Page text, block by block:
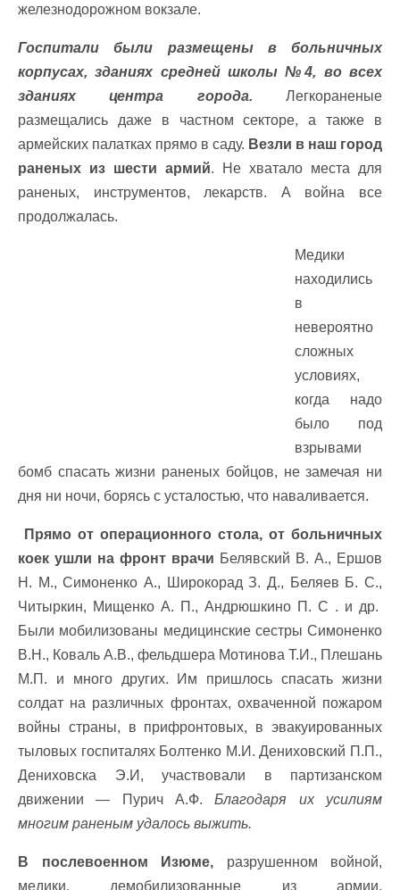
железнодорожном вокзале.
Госпитали были размещены в больничных
корпусах, зданиях средней школы №4, во всех
зданиях центра города.
Легкораненые
размещались даже в частном секторе, а также в
армейских палатках прямо в саду. Везли в наш город
раненых из шести армий. Не хватало места для
раненых, инструментов, лекарств. А война все
продолжалась.
Медики
находились
в
невероятно
сложных
условиях,
когда надо
было под
взрывами
бомб спасать жизни раненых бойцов, не замечая ни
дня ни ночи, борясь с усталостью, что наваливается.
Прямо от операционного стола, от больничных
коек ушли на фронт врачи Белявский В. А., Ершов
Н. М., Симоненко А., Широкорад З. Д., Беляев Б. С.,
Читыркин, Мищенко А. П., Андрюшкино П. С . и др.
Были мобилизованы медицинские сестры Симоненко
В.Н., Коваль А.В., фельдшера Мотинова Т.И., Плешань
М.П. и много других. Им пришлось спасать жизни
солдат на различных фронтах, охваченной пожаром
войны страны, в прифронтовых, в эвакуированных
тыловых госпиталях Болтенко М.И. Дениховский П.П.,
Дениховска Э.И, участвовали в партизанском
движении — Пурич А.Ф.Благодаря их усилиям
многим раненым удалось выжить.
В послевоенном Изюме, разрушенном войной,
медики, демобилизованные из армии,